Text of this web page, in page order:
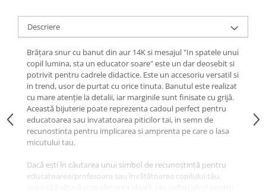
Descriere
Brățara snur cu banut din aur 14K si mesajul "In spatele unui
copil lumina, sta un educator soare" este un dar deosebit si
potrivit pentru cadrele didactice. Este un accesoriu versatil si
in trend, usor de purtat cu orice tinuta. Banutul este realizat
cu mare atenție la detalii, iar marginile sunt finisate cu grijă.
Această bijuterie poate reprezenta cadoul perfect pentru
educatoarea sau invatatoarea piticilor tai, in semn de
recunostinta pentru implicarea si amprenta pe care o lasa
micutului tau.
Dacă ești în căutarea unui simbol de recunoștință pentru
educatoarea/profesoara sau învățătoarea copilului tău,